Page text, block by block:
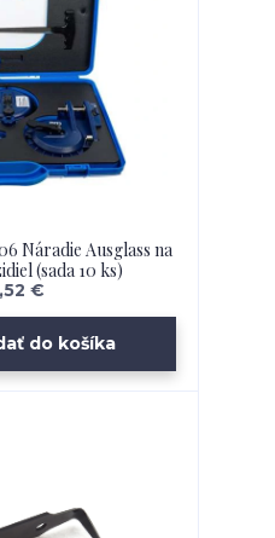
Náradie Ausglass na
(sada 10 ks)
€
do košíka